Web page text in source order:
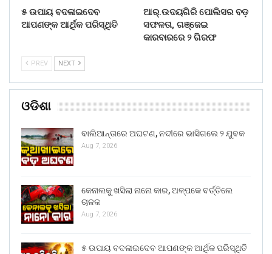
୫ ଉପାୟ ବଦଳାଇଦେବ
ଆପଣଙ୍କ ଆର୍ଥିକ ପରିସ୍ଥିତି
ଆର୍.ଉଦୟଗିରି ପୋଲିସର ବଡ଼
ସଫଳତା, ଗଞ୍ଜେଇ
କାରବାରରେ ୨ ଗିରଫ
PREV NEXT
ଓଡିଶା
ବାଲିଆନ୍ତାରେ ଅଘଟଣ, ନଦୀରେ ଭାସିଗଲେ ୨ ଯୁବକ
Aug 7, 2026
କେନାଲକୁ ଖସିଲା ନାନୋ କାର, ଅଳ୍ପକେ ବର୍ତ୍ତିଲେ
ଚାଳକ
Aug 7, 2026
୫ ଉପାୟ ବଦଳାଇଦେବ ଆପଣଙ୍କ ଆର୍ଥିକ ପରିସ୍ଥିତି